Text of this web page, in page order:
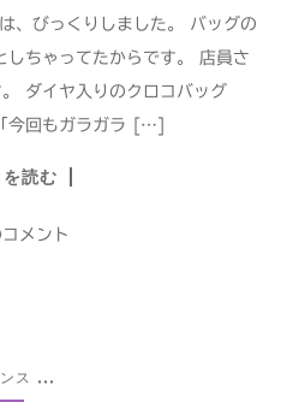
、びっくりしました。 バッグの
ちゃってたからです。 店員さ
ダイヤ入りのクロコバッグ
今回もガラガラ […]
読む
メント
ス ...